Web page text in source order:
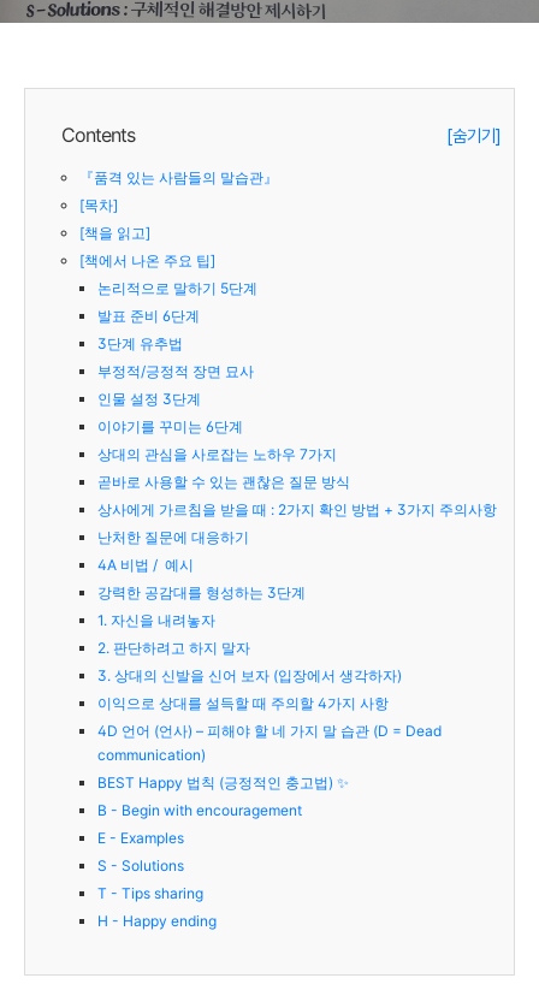
Contents [숨기기]
『품격 있는 사람들의 말습관』
[목차]
[책을 읽고]
[책에서 나온 주요 팁]
논리적으로 말하기 5단계
발표 준비 6단계
3단계 유추법
부정적/긍정적 장면 묘사
인물 설정 3단계
이야기를 꾸미는 6단계
상대의 관심을 사로잡는 노하우 7가지
곧바로 사용할 수 있는 괜찮은 질문 방식
상사에게 가르침을 받을 때 : 2가지 확인 방법 + 3가지 주의사항
난처한 질문에 대응하기
4A 비법 / 예시
강력한 공감대를 형성하는 3단계
1. 자신을 내려놓자
2. 판단하려고 하지 말자
3. 상대의 신발을 신어 보자 (입장에서 생각하자)
이익으로 상대를 설득할 때 주의할 4가지 사항
4D 언어 (언사) – 피해야 할 네 가지 말 습관 (D = Dead
communication)
BEST Happy 법칙 (긍정적인 충고법) ✨
B - Begin with encouragement
E - Examples
S - Solutions
T - Tips sharing
H - Happy ending